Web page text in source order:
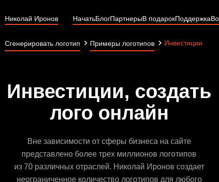
Николай Иронов НачатьБлогПартнерыВ подарокПоддержка
Сгенерировать логотип Примеры логотипов Инвестиции
Инвестиции, создать
лого онлайн
Вне зависимости от сферы бизнеса на сайте
представлено более трех миллионов логотипов
из 70 различных отраслей. Николай Иронов создает
неограниченное количество логотипов для любого